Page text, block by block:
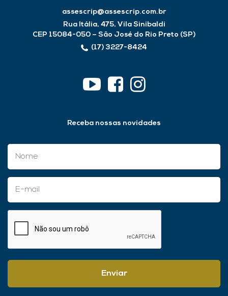
assescrip@assescrip.com.br
Rua Itália, 475, Vila Sinibaldi
CEP 15084-050 – São José do Rio Preto (SP)
(17) 3227-8424
Receba nossas novidades
Enviar